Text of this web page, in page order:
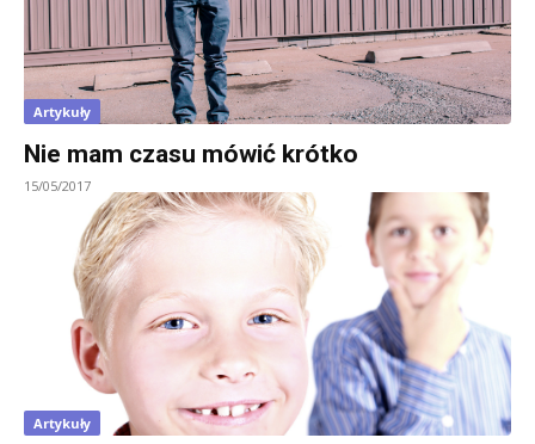
Artykuły
Nie mam czasu mówić krótko
15/05/2017
Artykuły